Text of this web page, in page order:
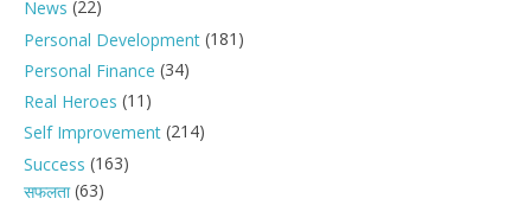
News (22)
Personal Development (181)
Personal Finance (34)
Real Heroes (11)
Self Improvement (214)
Success (163)
सफलता(63)